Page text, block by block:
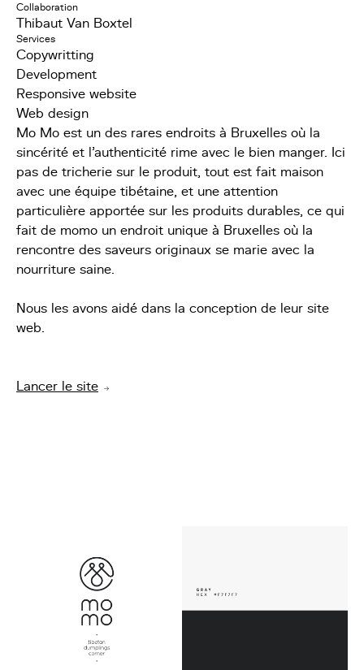
Collaboration
Thibaut Van Boxtel
Services
Copywritting
Development
Responsive website
Web design
Mo Mo est un des rares endroits à Bruxelles où la
sincérité et l'authenticité rime avec le bien manger. Ici
pas de tricherie sur le produit, tout est fait maison
avec une équipe tibétaine, et une attention
particulière apportée sur les produits durables, ce qui
fait de momo un endroit unique à Bruxelles où la
rencontre des saveurs originaux se marie avec la
nourriture saine.
Nous les avons aidé dans la conception de leur site
web.
Lancer le site